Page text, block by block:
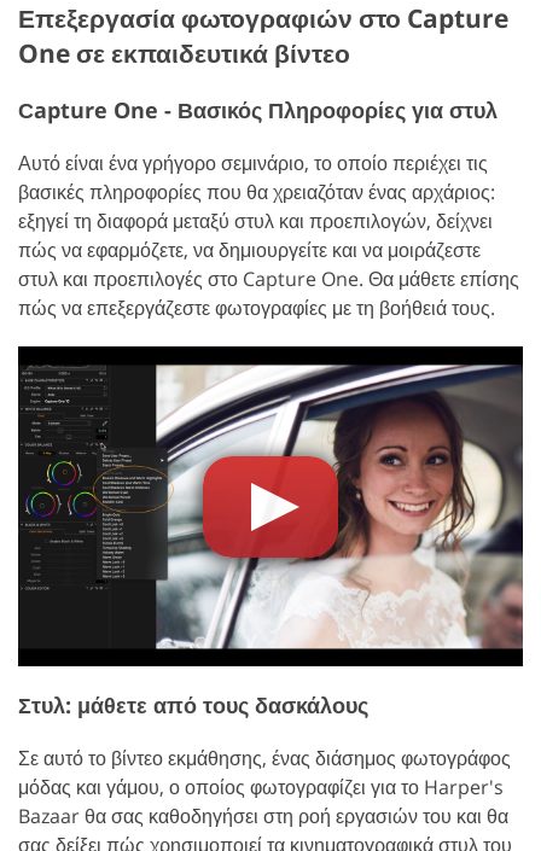
Επεξεργασία φωτογραφιών στο Capture
One σε εκπαιδευτικά βίντεο
Сapture One - Βασικός Πληροφορίες για στυλ
Αυτό είναι ένα γρήγορο σεμινάριο, το οποίο περιέχει τις
βασικές πληροφορίες που θα χρειαζόταν ένας αρχάριος:
εξηγεί τη διαφορά μεταξύ στυλ και προεπιλογών, δείχνει
πώς να εφαρμόζετε, να δημιουργείτε και να μοιράζεστε
στυλ και προεπιλογές στο Capture One. Θα μάθετε επίσης
πώς να επεξεργάζεστε φωτογραφίες με τη βοήθειά τους.
Στυλ: μάθετε από τους δασκάλους
Σε αυτό το βίντεο εκμάθησης, ένας διάσημος φωτογράφος
μόδας και γάμου, ο οποίος φωτογραφίζει για το Harper's
Bazaar θα σας καθοδηγήσει στη ροή εργασιών του και θα
σας δείξει πώς χρησιμοποιεί τα κινηματογραφικά στυλ του